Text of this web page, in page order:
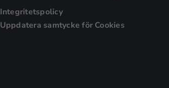
Integritetspolicy
Uppdatera samtycke för Cookies